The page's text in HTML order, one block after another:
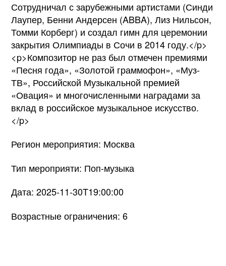
Сотрудничал с зарубежными артистами (Синди
Лаупер, Бенни Андерсен (ABBA), Лиз Нильсон,
Томми Корберг) и создал гимн для церемонии
закрытия Олимпиады в Сочи в 2014 году.</p>
<p>Композитор не раз был отмечен премиями
«Песня года», «Золотой граммофон», «Муз-
ТВ», Российской Музыкальной премией
«Овация» и многочисленными наградами за
вклад в российское музыкальное искусство.
</p>
Регион мероприятия: Москва
Тип мероприяти: Поп-музыка
Дата: 2025-11-30T19:00:00
Возрастные ограничения: 6